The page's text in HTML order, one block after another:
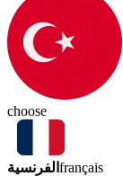
choose
الفرنسية français